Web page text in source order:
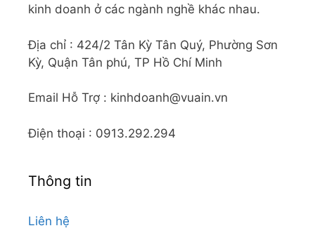
kinh doanh ở các ngành nghề khác nhau.
Địa chỉ : 424/2 Tân Kỳ Tân Quý, Phường Sơn
Kỳ, Quận Tân phú, TP Hồ Chí Minh
Email Hỗ Trợ : kinhdoanh@vuain.vn
Điện thoại : 0913.292.294
Thông tin
Liên hệ